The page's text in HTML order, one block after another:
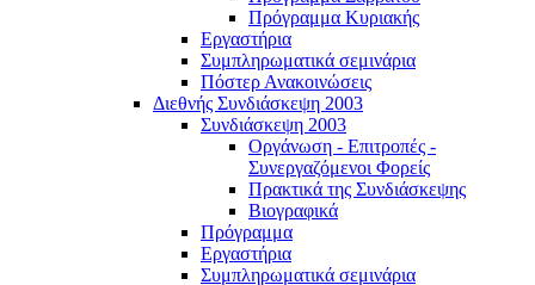
Πρόγραμμα Κυριακής
Εργαστήρια
Συμπληρωματικά σεμινάρια
Πόστερ Ανακοινώσεις
Διεθνής Συνδιάσκεψη 2003
Συνδιάσκεψη 2003
Οργάνωση - Επιτροπές -
Συνεργαζόμενοι Φορείς
Πρακτικά της Συνδιάσκεψης
Βιογραφικά
Πρόγραμμα
Εργαστήρια
Συμπληρωματικά σεμινάρια